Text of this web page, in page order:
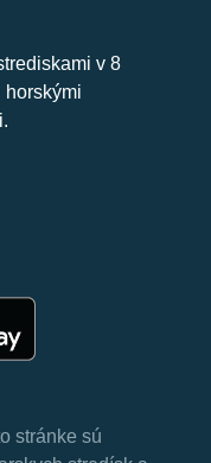
v 8
horskými
stránke sú